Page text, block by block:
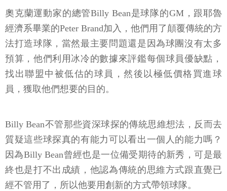
奧克蘭運動家的總管Billy Bean是球隊的GM，跟耶魯
經濟系畢業的Peter Brand加入，他們用了顛覆傳統的方
法打造球隊，當然最主要問題還是因為球團沒有太多
預算，他們利用冰冷的數據來評鑑每個球員優缺點，
找出聯盟中被低估的球員，然後以極低價格買進球
員，獲取他們想要的目的。
Billy Bean不管那些資深球探的傳統思維想法，反而去
質疑這些球探真的有能力可以看出一個人的能力嗎？
因為Billy Bean曾經也是一位備受期待的新秀，可是最
終也是打不出成績，他認為傳統的思維方式跟直覺已
經不管用了，所以他要用創新的方式帶領球隊。